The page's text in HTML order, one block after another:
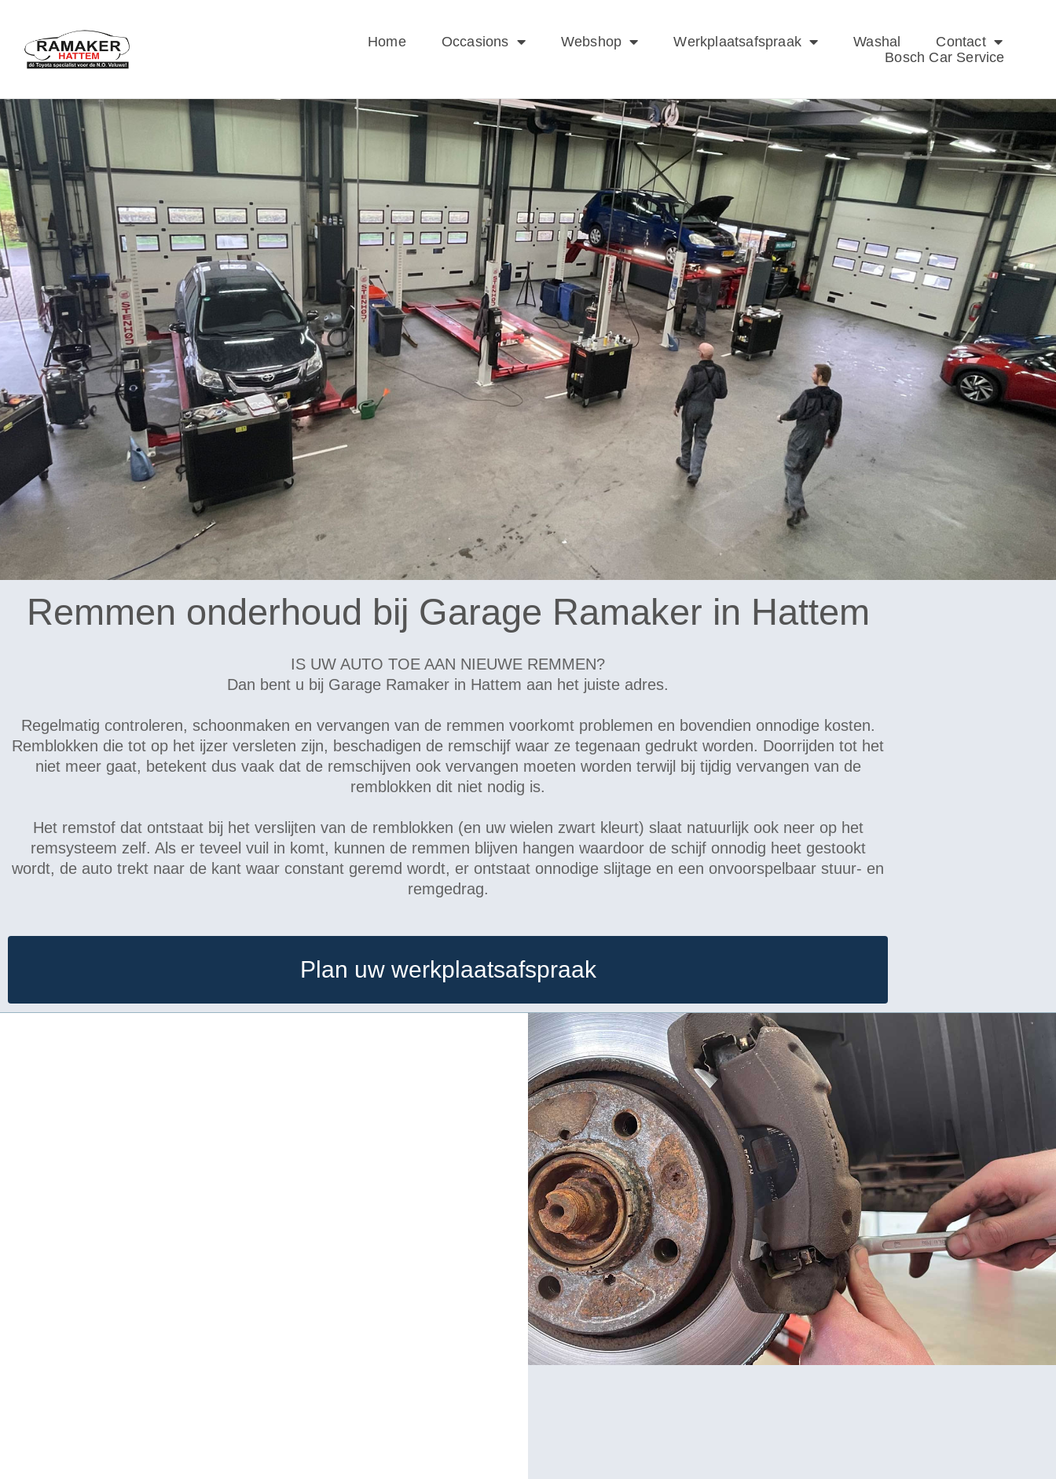
Home Occasions Webshop Werkplaatsafspraak Washal
Contact
Bosch Car Service
Remmen onderhoud bij Garage Ramaker in Hattem
IS UW AUTO TOE AAN NIEUWE REMMEN?
Dan bent u bij Garage Ramaker in Hattem aan het juiste adres.
Regelmatig controleren, schoonmaken en vervangen van de remmen voorkomt problemen en bovendien onnodige kosten.
Remblokken die tot op het ijzer versleten zijn, beschadigen de remschijf waar ze tegenaan gedrukt worden. Doorrijden tot het
niet meer gaat, betekent dus vaak dat de remschijven ook vervangen moeten worden terwijl bij tijdig vervangen van de
remblokken dit niet nodig is.
Het remstof dat ontstaat bij het verslijten van de remblokken (en uw wielen zwart kleurt) slaat natuurlijk ook neer op het
remsysteem zelf. Als er teveel vuil in komt, kunnen de remmen blijven hangen waardoor de schijf onnodig heet gestookt
wordt, de auto trekt naar de kant waar constant geremd wordt, er ontstaat onnodige slijtage en een onvoorspelbaar stuur- en
remgedrag.
Plan uw werkplaatsafspraak